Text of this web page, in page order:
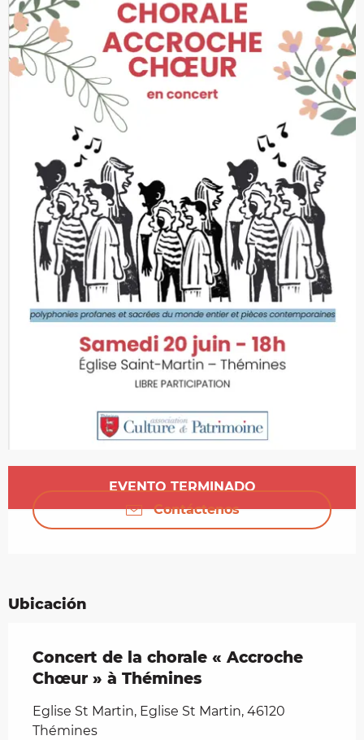
Horarios y datos de contacto
EVENTO TERMINADO
Contáctenos
Ubicación
Concert de la chorale « Accroche
Chœur » à Thémines
Eglise St Martin, Eglise St Martin, 46120
Thémines